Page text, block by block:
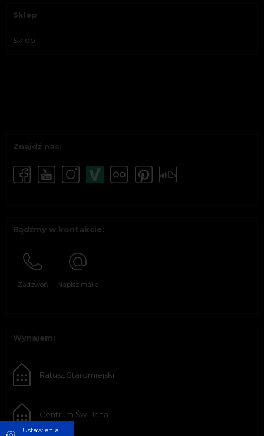
Sklep
Sklep
Znajdź nas:
Bądźmy w kontakcie:
Zadzwoń Napisz maila
Wynajem:
Ratusz Staromiejski
Centrum Św. Jana
Ustawienia